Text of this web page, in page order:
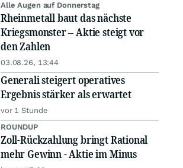
Alle Augen auf Donnerstag
Rheinmetall baut das nächste
Kriegsmonster – Aktie steigt vor
den Zahlen
03.08.26, 13:44
Generali steigert operatives
Ergebnis stärker als erwartet
vor 1 Stunde
ROUNDUP
Zoll-Rückzahlung bringt Rational
mehr Gewinn - Aktie im Minus